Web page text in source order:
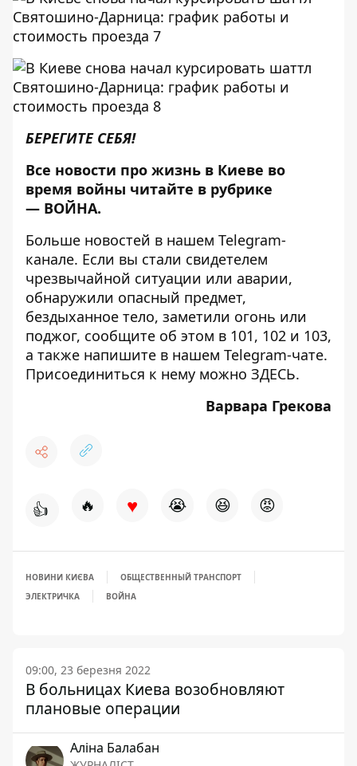
БЕРЕГИТЕ СЕБЯ!
Все новости про жизнь в Киеве во
время войны читайте в рубрике
— ВОЙНА.
Больше новостей в нашем Telegram-
канале. Если вы стали свидетелем
чрезвычайной ситуации или аварии,
обнаружили опасный предмет,
бездыханное тело, заметили огонь или
поджог, сообщите об этом в 101, 102 и 103,
а также напишите в нашем Telegram-чате.
Присоединиться к нему можно ЗДЕСЬ.
Варвара Грекова
👍 🔥 ♥ 😭 😆 😡
НОВИНИ КИЄВА
ОБЩЕСТВЕННЫЙ ТРАНСПОРТ
ЭЛЕКТРИЧКА
ВОЙНА
09:00, 23 березня 2022
В больницах Киева возобновляют
плановые операции
Аліна Балабан